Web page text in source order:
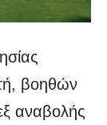
βοηθών
αναβολής